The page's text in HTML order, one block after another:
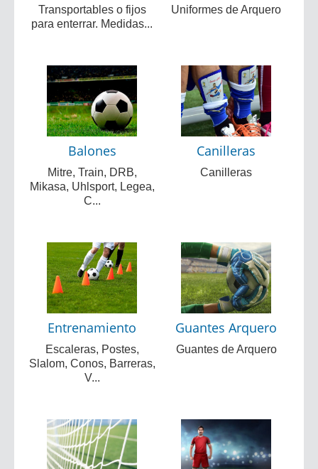
Transportables o fijos
para enterrar. Medidas...
Uniformes de Arquero
Balones
Mitre, Train, DRB,
Mikasa, Uhlsport, Legea,
C...
Canilleras
Canilleras
Entrenamiento
Escaleras, Postes,
Slalom, Conos, Barreras,
V...
Guantes Arquero
Guantes de Arquero